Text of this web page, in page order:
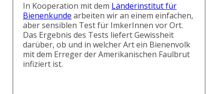
In Kooperation mit dem Länderinstitut für
Bienenkunde arbeiten wir an einem einfachen,
aber sensiblen Test für ImkerInnen vor Ort.
Das Ergebnis des Tests liefert Gewissheit
darüber, ob und in welcher Art ein Bienenvolk
mit dem Erreger der Amerikanischen Faulbrut
infiziert ist.